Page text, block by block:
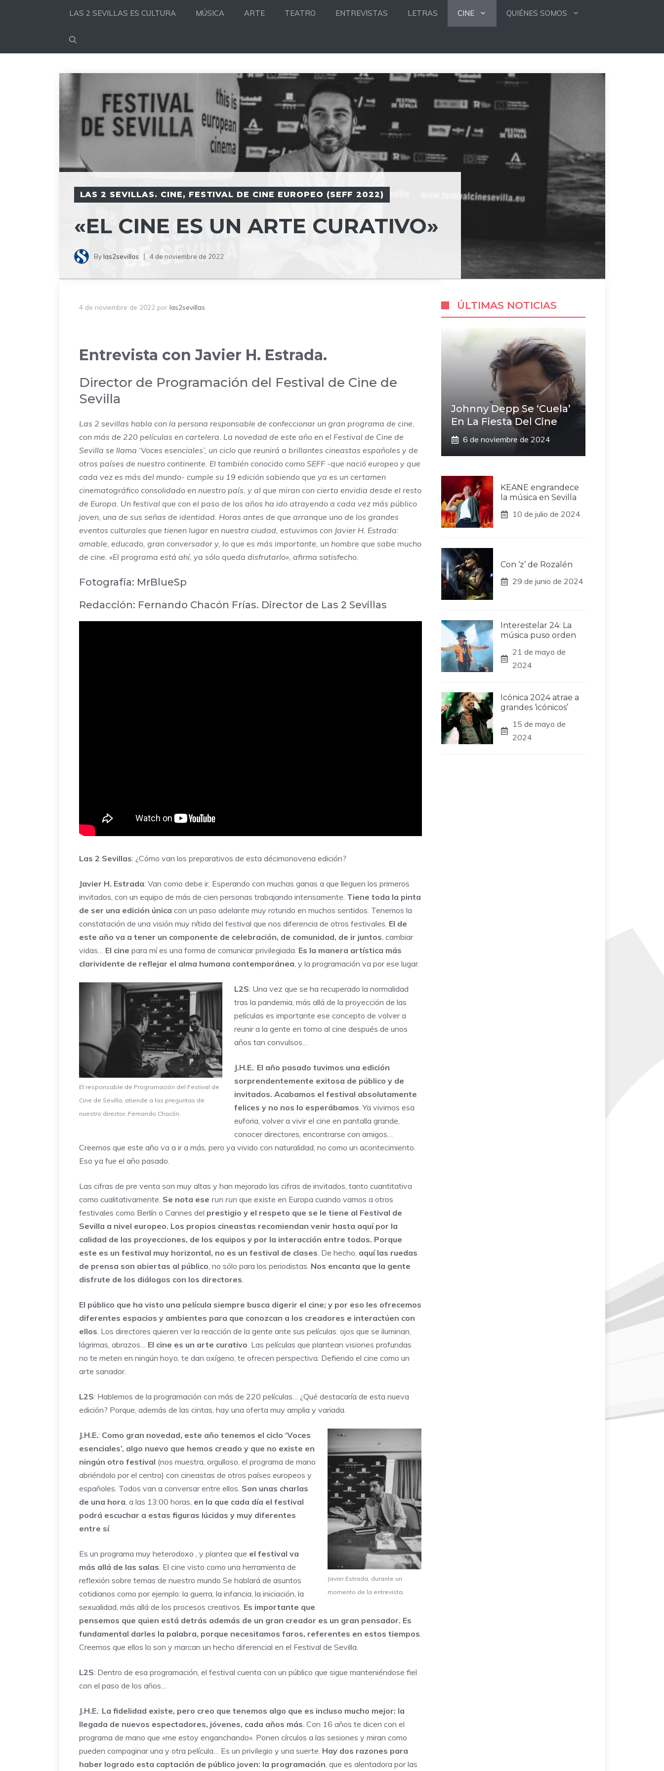
LAS 2 SEVILLAS ES CULTURA MÚSICA ARTE TEATRO ENTREVISTAS LETRAS CINE QUIÉNES SOMOS
LAS 2 SEVILLAS. CINE, FESTIVAL DE CINE EUROPEO (SEFF 2022)
«EL CINE ES UN ARTE CURATIVO»
Bylas2sevillas 4 de noviembre de 2022
4 de noviembre de 2022 por las2sevillas
Entrevista con Javier H. Estrada.
Director de Programación del Festival de Cine de
Sevilla
Las 2 sevillas habla con la persona responsable de confeccionar un gran programa de cine,
con más de 220 películas en cartelera. La novedad de este año en el Festival de Cine de
Sevilla se llama ‘Voces esenciales’, un ciclo que reunirá a brillantes cineastas españoles y de
otros países de nuestro continente. El también conocido como SEFF -que nació europeo y que
cada vez es más del mundo- cumple su 19 edición sabiendo que ya es un certamen
cinematográfico consolidado en nuestro país, y al que miran con cierta envidia desde el resto
de Europa. Un festival que con el paso de los años ha ido atrayendo a cada vez más público
joven, una de sus señas de identidad. Horas antes de que arranque uno de los grandes
eventos culturales que tienen lugar en nuestra ciudad, estuvimos con Javier H. Estrada:
amable, educado, gran conversador y, lo que es más importante, un hombre que sabe mucho
de cine. «El programa está ahí, ya sólo queda disfrutarlo», afirma satisfecho.
Fotografía: MrBlueSp
Redacción: Fernando Chacón Frías. Director de Las 2 Sevillas
Las 2 Sevillas: ¿Cómo van los preparativos de esta décimonovena edición?
Javier H. Estrada: Van como debe ir. Esperando con muchas ganas a que lleguen los primeros
invitados, con un equipo de más de cien personas trabajando intensamente. Tiene toda la pinta
de ser una edición única con un paso adelante muy rotundo en muchos sentidos. Tenemos la
constatación de una visión muy nítida del festival que nos diferencia de otros festivales. El de
este año va a tener un componente de celebración, de comunidad, de ir juntos , cambiar
vidas… El cine para mí es una forma de comunicar privilegiada. Es la manera artística más
clarividente de reflejar el alma humana contemporánea , y la programación va por ese lugar.
El responsable de Programación del Festival de
Cine de Sevilla, atiende a las preguntas de
nuestro director, Fernando Chacón.
L2S: Una vez que se ha recuperado la normalidad
tras la pandemia, más allá de la proyección de las
películas es importante ese concepto de volver a
reunir a la gente en torno al cine después de unos
años tan convulsos…
J.H.E.: El año pasado tuvimos una edición
sorprendentemente exitosa de público y de
invitados. Acabamos el festival absolutamente
felices y no nos lo esperábamos . Ya vivimos esa
euforia, volver a vivir el cine en pantalla grande,
conocer directores, encontrarse con amigos…
Creemos que este año va a ir a más, pero ya vivido con naturalidad, no como un acontecimiento.
Eso ya fue el año pasado.
Las cifras de pre venta son muy altas y han mejorado las cifras de invitados, tanto cuantitativa
como cualitativamente. Se nota ese run runque existe en Europa cuando vamos a otros
festivales como Berlín o Cannes del prestigio y el respeto que se le tiene al Festival de
Sevilla a nivel europeo. Los propios cineastas recomiendan venir hasta aquí por la
calidad de las proyecciones, de los equipos y por la interacción entre todos. Porque
este es un festival muy horizontal, no es un festival de clases . De hecho, aquí las ruedas
de prensa son abiertas al público , no sólo para los periodistas. Nos encanta que la gente
disfrute de los diálogos con los directores
El público que ha visto una película siempre busca digerir el cine; y por eso les ofrecemos
diferentes espacios y ambientes para que conozcan a los creadores e interactúen con
ellos . Los directores quieren ver la reacción de la gente ante sus películas: ojos que se iluminan,
lágrimas, abrazos… El cine es un arte curativo . Las películas que plantean visiones profundas
no te meten en ningún hoyo, te dan oxígeno, te ofrecen perspectiva. Defiendo el cine como un
arte sanador.
L2S: Hablemos de la programación con más de 220 películas… ¿Qué destacaría de esta nueva
edición? Porque, además de las cintas, hay una oferta muy amplia y variada.
Javier Estrada, durante un
momento de la entrevista.
J.H.E.: Como gran novedad, este año tenemos el ciclo ‘Voces
esenciales’, algo nuevo que hemos creado y que no existe en
ningún otro festival (nos muestra, orgulloso, el programa de mano
abriéndolo por el centro) con cineastas de otros países europeos y
españoles. Todos van a conversar entre ellos. Son unas charlas
de una hora , a las 13:00 horas, en la que cada día el festival
podrá escuchar a estas figuras lúcidas y muy diferentes
entre sí.
Es un programa muy heterodoxo , y plantea que el festival va
más allá de las salas . El cine visto como una herramienta de
reflexión sobre temas de nuestro mundo Se hablará de asuntos
cotidianos como por ejemplo: la guerra, la infancia, la iniciación, la
sexualidad, más allá de los procesos creativos. Es importante que
pensemos que quien está detrás además de un gran creador es un gran pensador. Es
fundamental darles la palabra, porque necesitamos faros, referentes en estos tiempos
Creemos que ellos lo son y marcan un hecho diferencial en el Festival de Sevilla.
L2S: Dentro de esa programación, el festival cuenta con un público que sigue manteniéndose fiel
con el paso de los años…
J.H.E.: La fidelidad existe, pero creo que tenemos algo que es incluso mucho mejor: la
llegada de nuevos espectadores, jóvenes, cada años más . Con 16 años te dicen con el
programa de mano que «me estoy enganchando». Ponen círculos a las sesiones y miran como
pueden compaginar una y otra película… Es un privilegio y una suerte. Hay dos razones para
haber logrado esta captación de público joven: la programación , que es alentadora por las
ÚLTIMAS NOTICIAS
Johnny Depp Se ‘cuela’
En La Fiesta Del Cine
6 de noviembre de 2024
KEANE engrandece
la música en Sevilla
10 de julio de 2024
Con ‘z’ de Rozalén
29 de junio de 2024
Interestelar 24: La
música puso orden
21 de mayo de
2024
Icónica 2024 atrae a
grandes ‘icónicos’
15 de mayo de
2024